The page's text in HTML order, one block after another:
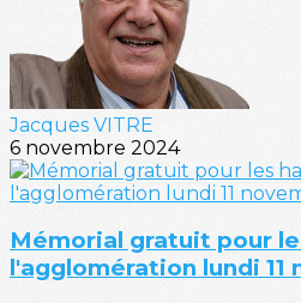
Jacques VITRE
6 novembre 2024
Mémorial gratuit pour
l'agglomération lundi 11